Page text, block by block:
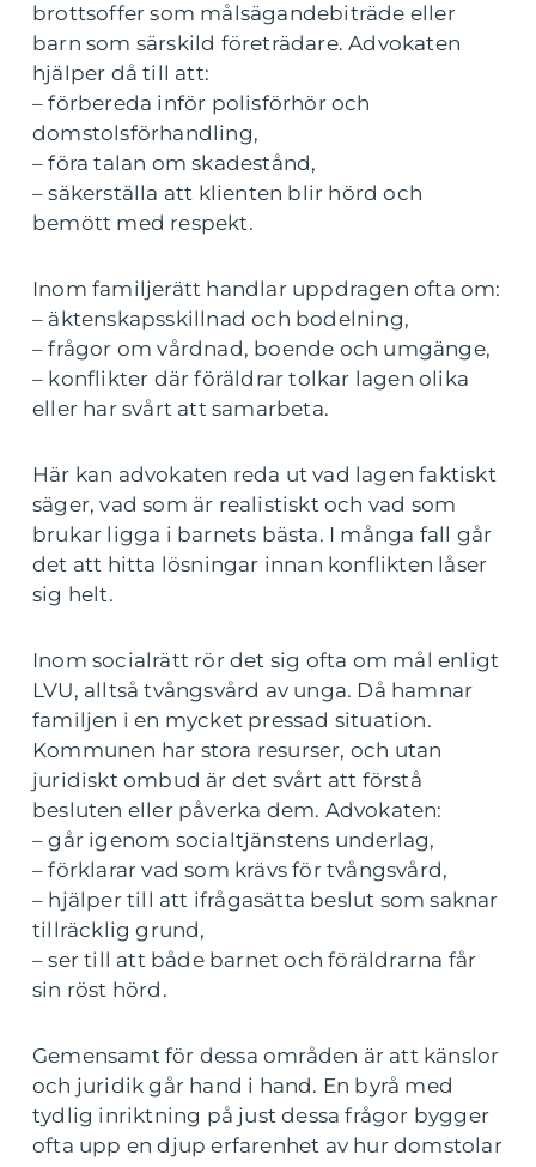
brottsoffer som målsägandebiträde eller
barn som särskild företrädare. Advokaten
hjälper då till att:
– förbereda inför polisförhör och
domstolsförhandling,
– föra talan om skadestånd,
– säkerställa att klienten blir hörd och
bemött med respekt.
Inom familjerätt handlar uppdragen ofta om:
– äktenskapsskillnad och bodelning,
– frågor om vårdnad, boende och umgänge,
– konflikter där föräldrar tolkar lagen olika
eller har svårt att samarbeta.
Här kan advokaten reda ut vad lagen faktiskt
säger, vad som är realistiskt och vad som
brukar ligga i barnets bästa. I många fall går
det att hitta lösningar innan konflikten låser
sig helt.
Inom socialrätt rör det sig ofta om mål enligt
LVU, alltså tvångsvård av unga. Då hamnar
familjen i en mycket pressad situation.
Kommunen har stora resurser, och utan
juridiskt ombud är det svårt att förstå
besluten eller påverka dem. Advokaten:
– går igenom socialtjänstens underlag,
– förklarar vad som krävs för tvångsvård,
– hjälper till att ifrågasätta beslut som saknar
tillräcklig grund,
– ser till att både barnet och föräldrarna får
sin röst hörd.
Gemensamt för dessa områden är att känslor
och juridik går hand i hand. En byrå med
tydlig inriktning på just dessa frågor bygger
ofta upp en djup erfarenhet av hur domstolar